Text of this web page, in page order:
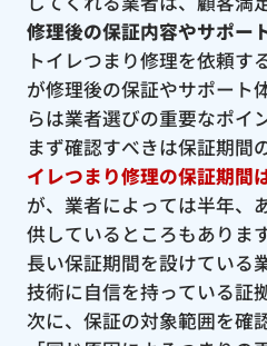
修理後の保証内容やサポー
トイレつまり修理を依頼す
が修理後の保証やサポート
らは業者選びの重要なポイ
まず確認すべきは保証期間
イレつまり修理の保証期間
が、業者によっては半年、
供しているところもあります
長い保証期間を設けている
技術に自信を持っている証
次に、保証の対象範囲を確